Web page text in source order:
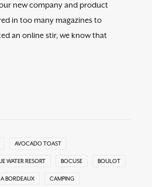
new company and product
in too many magazines to
an online stir, we know that
AVOCADO TOAST
WATER RESORT BOCUSE BOULOT
BORDEAUX CAMPING